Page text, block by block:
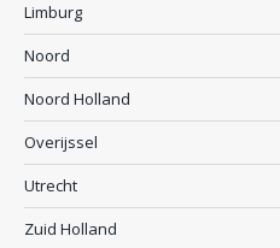
Limburg
Noord
Noord Holland
Overijssel
Utrecht
Zuid Holland